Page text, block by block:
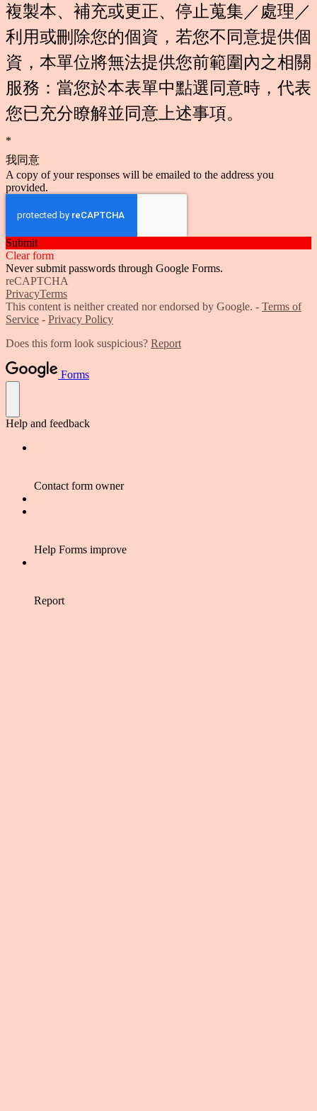
複製本、補充或更正、停止蒐集／處理／
利用或刪除您的個資，若您不同意提供個
資，本單位將無法提供您前範圍內之相關
服務：當您於本表單中點選同意時，代表
您已充分瞭解並同意上述事項。
*
我同意
A copy of your responses will be emailed to the address you
provided.
Submit
Clear form
Never submit passwords through Google Forms.
reCAPTCHA
PrivacyTerms
This content is neither created nor endorsed by Google. - Terms of
Service - Privacy Policy
Does this form look suspicious? Report
Forms
Help and feedback
Contact form owner
Help Forms improve
Report